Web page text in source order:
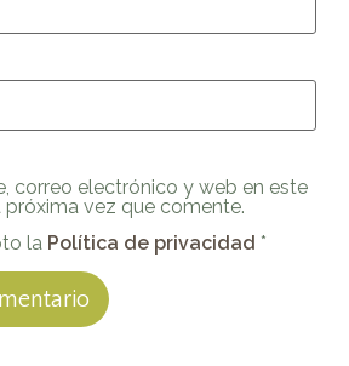
correo electrónico y web en este
próxima vez que comente.
la Política de privacidad *